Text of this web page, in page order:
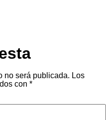
no será publicada. Los
con *